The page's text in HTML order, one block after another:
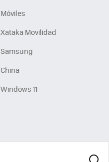
Móviles
Xataka Movilidad
Samsung
China
Windows 11